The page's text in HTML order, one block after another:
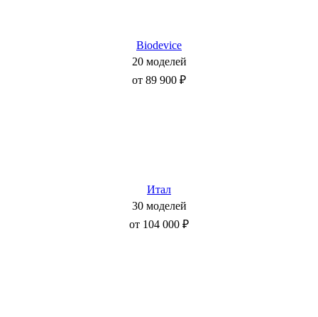
Biodevice
20 моделей
от 89 900 ₽
Итал
30 моделей
от 104 000 ₽